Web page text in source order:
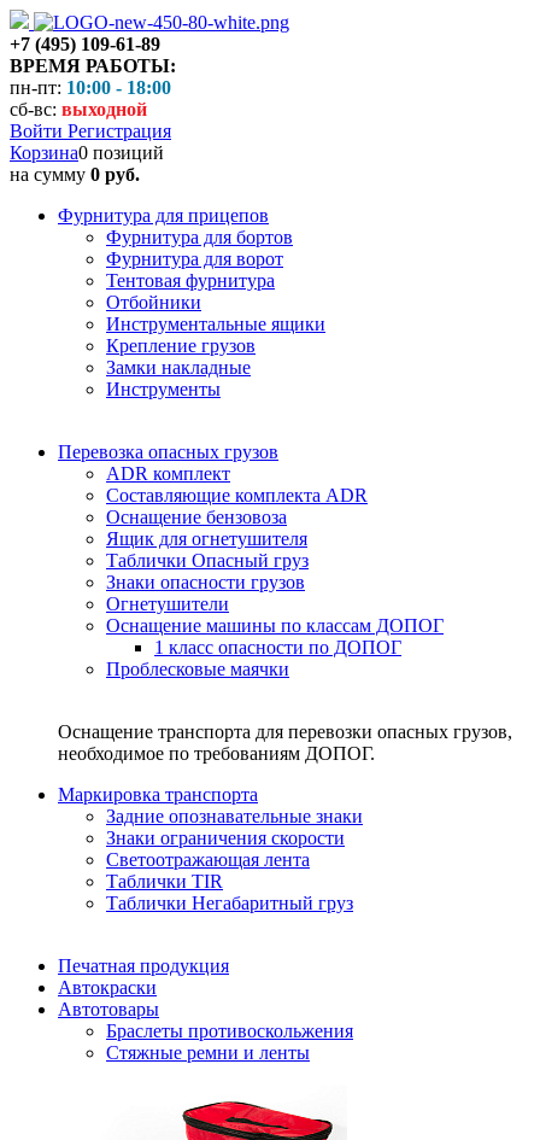
+7 (495) 109-61-89
ВРЕМЯ РАБОТЫ:
пн-пт: 10:00 - 18:00
сб-вс: выходной
Войти Регистрация
Корзина0 позиций
на сумму 0 руб.
Фурнитура для прицепов
Фурнитура для бортов
Фурнитура для ворот
Тентовая фурнитура
Отбойники
Инструментальные ящики
Крепление грузов
Замки накладные
Инструменты
Перевозка опасных грузов
ADR комплект
Составляющие комплекта ADR
Оснащение бензовоза
Ящик для огнетушителя
Таблички Опасный груз
Знаки опасности грузов
Огнетушители
Оснащение машины по классам ДОПОГ
1 класс опасности по ДОПОГ
Проблесковые маячки
Оснащение транспорта для перевозки опасных грузов,
необходимое по требованиям ДОПОГ.
Маркировка транспорта
Задние опознавательные знаки
Знаки ограничения скорости
Светоотражающая лента
Таблички TIR
Таблички Негабаритный груз
Печатная продукция
Автокраски
Автотовары
Браслеты противоскольжения
Стяжныe ремни и ленты